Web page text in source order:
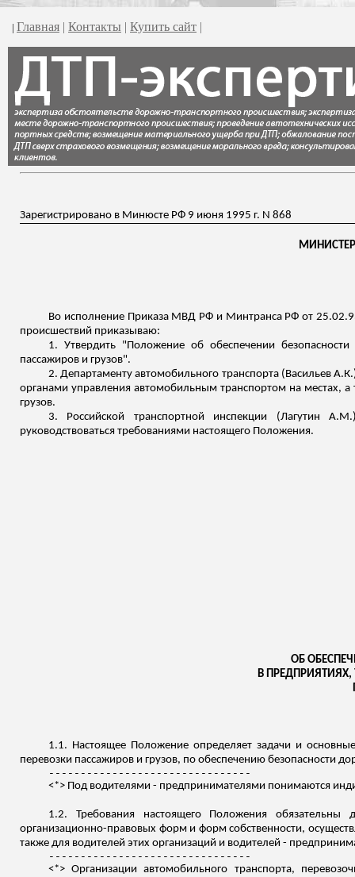
| Главная | Контакты | Купить сайт |
Зарегистрировано в Минюсте РФ 9 июня 1995 г. N 868
Во исполнение Приказа МВД РФ и Минтранса РФ от
происшествий приказываю:
1. Утвердить "Положение об обеспечении
пассажиров и грузов".
2. Департаменту автомобильного транспорта (Васильев
органами управления автомобильным транспортом на местах,
грузов.
3. Российской транспортной инспекции (Лагутин
руководствоваться требованиями настоящего Положения.
ОБ
В
1.1. Настоящее Положение определяет задачи и
перевозки пассажиров и грузов, по обеспечению безопасности
--------------------------------
<*> Под водителями - предпринимателями понимаются
1.2. Требования настоящего Положения
организационно-правовых форм и форм собственности,
также для водителей этих организаций и водителей -
--------------------------------
<*> Организации автомобильного транспорта,